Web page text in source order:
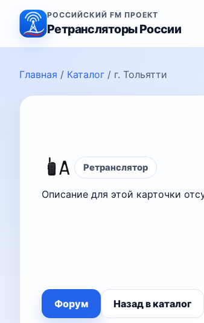
РОССИЙСКИЙ FM ПРОЕКТ
Ретрансляторы России
Главная / Каталог / г. Тольятти
Ретранслятор
Описание для этой карточки
Форум Назад в каталог